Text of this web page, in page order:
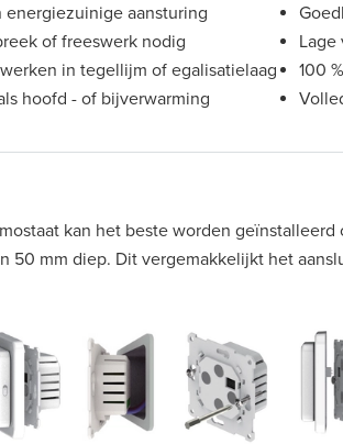
energiezuinige aansturing
of freeswerk nodig
in tegellijm of egalisatielaag
hoofd - of bijverwarming
Lage
100
kan het beste worden geïnstalleerd
50 mm diep. Dit vergemakkelijkt het